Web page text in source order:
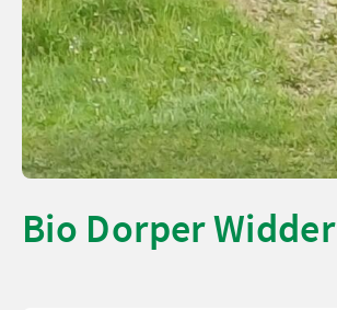
Bio Dorper Widder